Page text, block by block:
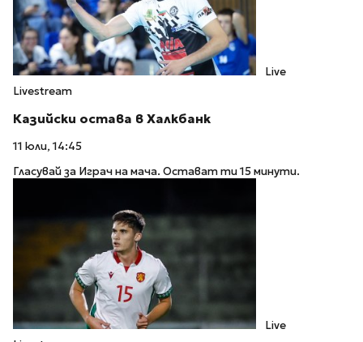
Live
Livestream
Казийски остава в Халкбанк
11 юли, 14:45
Гласувай за Играч на мача. Остават ти 15 минути.
Live